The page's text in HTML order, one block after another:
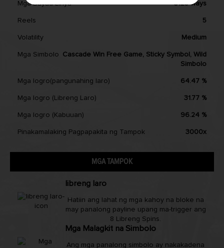
Mga Bayad-Linya 3125 ways
Reels 5
Volatility Medium
Mga Simbolo
Cascade Win Free Game, Sticky Symbol, Wild
Simbolo
Mga logro(pangunahing laro) 64.47 %
Mga logro (Libreng Laro) 31.77 %
Mga logro (Kabuuan) 96.24 %
Pinakamalaking Pagpapakita ng Tampok 3000x
MGA TAMPOK
libreng laro
Hatiin ang lahat ng mga kahoy na bloke na
may panalong payline upang ma-trigger ang
8 Libreng Spins.
Mga Malagkit na Simbolo
Ang mga panalong simbolo ay nakakadena